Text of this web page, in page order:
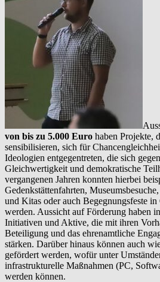
von bis zu 5.000 Euro haben Projekte,
sensibilisieren, sich für
Ideologien entgegentreten, die sich
Gleichwertigkeit und demokratische
vergangenen Jahren konnten hierbei
Gedenkstättenfahrten,
und Kitas oder auch Begegnungsfeste
werden. Aussicht auf Förderung haben
Initiativen und Aktive, die mit ihren
Beteiligung und das ehrenamtliche
stärken. Darüber hinaus können auch
gefördert werden, wofür unter
infrastrukturelle Maßnahmen (PC,
werden können.